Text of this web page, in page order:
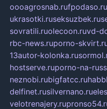
oooagrosnab.rufpodaso.ru
ukrasotki.ruseksuzbek.ru
sovratili.ruolecoon.ruvd-
rbc-news.ruporno-
13autor-kolonka.ru
hostserve.ruporno-na-
neznobi.rubigfatcc.ru
delfinet.rusilvernano.ru
velotrenajery.ru